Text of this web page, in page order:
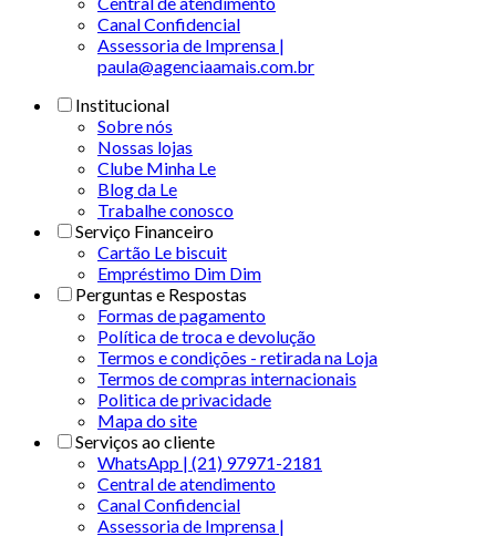
Canal Confidencial
Assessoria de Imprensa |
paula@agenciaamais.com.br
Institucional
Sobre nós
Nossas lojas
Clube Minha Le
Blog da Le
Trabalhe conosco
Serviço Financeiro
Cartão Le biscuit
Empréstimo Dim Dim
Perguntas e Respostas
Formas de pagamento
Política de troca e devolução
Termos e condições - retirada na Loja
Termos de compras internacionais
Politica de privacidade
Mapa do site
Serviços ao cliente
WhatsApp | (21) 97971-2181
Central de atendimento
Canal Confidencial
Assessoria de Imprensa |